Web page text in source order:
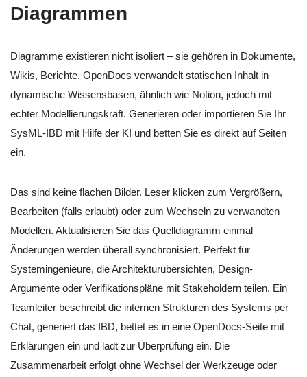
Diagrammen
Diagramme existieren nicht isoliert – sie gehören in Dokumente,
Wikis, Berichte. OpenDocs verwandelt statischen Inhalt in
dynamische Wissensbasen, ähnlich wie Notion, jedoch mit
echter Modellierungskraft. Generieren oder importieren Sie Ihr
SysML-IBD mit Hilfe der KI und betten Sie es direkt auf Seiten
ein.
Das sind keine flachen Bilder. Leser klicken zum Vergrößern,
Bearbeiten (falls erlaubt) oder zum Wechseln zu verwandten
Modellen. Aktualisieren Sie das Quelldiagramm einmal –
Änderungen werden überall synchronisiert. Perfekt für
Systemingenieure, die Architekturübersichten, Design-
Argumente oder Verifikationspläne mit Stakeholdern teilen. Ein
Teamleiter beschreibt die internen Strukturen des Systems per
Chat, generiert das IBD, bettet es in eine OpenDocs-Seite mit
Erklärungen ein und lädt zur Überprüfung ein. Die
Zusammenarbeit erfolgt ohne Wechsel der Werkzeuge oder